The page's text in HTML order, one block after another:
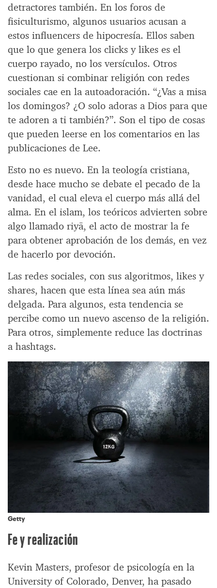
detractores también. En los foros de
fisiculturismo, algunos usuarios acusan a
estos influencers de hipocresía. Ellos saben
que lo que genera los clicks y likes es el
cuerpo rayado, no los versículos. Otros
cuestionan si combinar religión con redes
sociales cae en la autoadoración. “¿Vas a misa
los domingos? ¿O solo adoras a Dios para que
te adoren a ti también?”. Son el tipo de cosas
que pueden leerse en los comentarios en las
publicaciones de Lee.
Esto no es nuevo. En la teología cristiana,
desde hace mucho se debate el pecado de la
vanidad, el cual eleva el cuerpo más allá del
alma. En el islam, los teóricos advierten sobre
algo llamado riyā, el acto de mostrar la fe
para obtener aprobación de los demás, en vez
de hacerlo por devoción.
Las redes sociales, con sus algoritmos, likes y
shares, hacen que esta línea sea aún más
delgada. Para algunos, esta tendencia se
percibe como un nuevo ascenso de la religión.
Para otros, simplemente reduce las doctrinas
a hashtags.
Getty
Fe y realización
Kevin Masters, profesor de psicología en la
University of Colorado, Denver, ha pasado